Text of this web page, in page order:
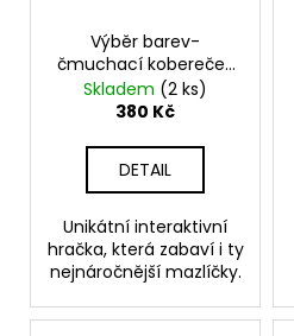
Výběr barev-
čmuchací kobereček
kulatý 32,5 cm 2 barvy
Skladem (2 ks)
380 Kč
DETAIL
Unikátní interaktivní
hračka, která zabaví i ty
nejnáročnější mazlíčky.